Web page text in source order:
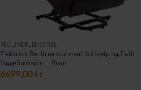
RECLINERLENESTOL
Elektrisk Reclinerstol med Ståhjelp og Fullt
Liggefunksjon – Brun
6699,00kr